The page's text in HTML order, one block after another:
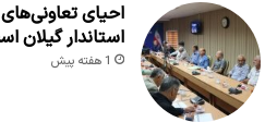
احیای
استاندار گیلان
1 هفته پیش